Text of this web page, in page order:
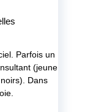
Parfois un
(jeune
Dans